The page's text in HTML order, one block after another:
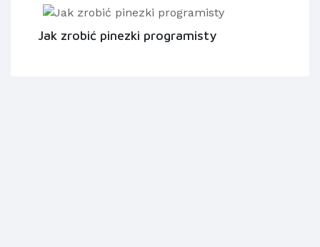
Jak zrobić pinezki programisty